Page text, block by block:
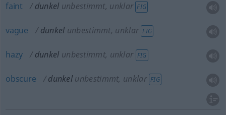
faint dunkel unbestimmt, unklar FIG
vague dunkel unbestimmt, unklar FIG
hazy dunkel unbestimmt, unklar FIG
obscure dunkel unbestimmt, unklar FIG